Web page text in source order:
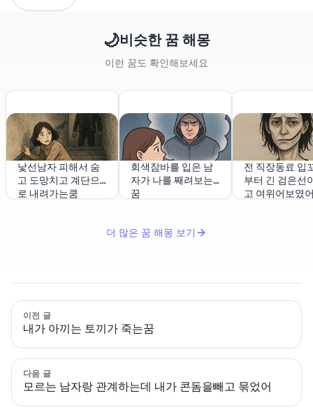
🌙비슷한 꿈 해몽
이런 꿈도 확인해보세요
낯선남자 피해서 숨
고 도망치고 계단으
로 내려가는쿰
회색잠바를 입은 남
자가 나를 째려보는
꿈
전 직장동료 입
부터 긴 검은선
고 여위어보였
더 많은 꿈 해몽 보기
이전 글
내가 아끼는 토끼가 죽는꿈
다음 글
모르는 남자랑 관계하는데 내가 콘돔을빼고 묶었어